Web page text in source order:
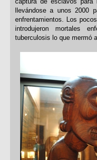
llevándose a unos 2000
enfrentamientos. Los
introdujeron mortales
tuberculosis lo que mermó